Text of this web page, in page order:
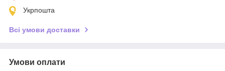
Укрпошта
Всі умови доставки
Умови оплати